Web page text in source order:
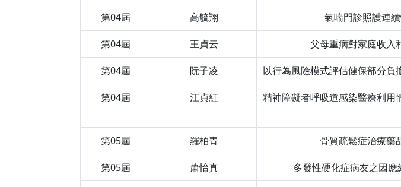
第04屆 高毓翔 氣喘門診照護連
第04屆 王貞云 父母重病對家庭收入
第04屆 阮子凌 以行為風險模式評估健保部分
第04屆 江貞紅
精神障礙者呼吸道感染醫療利用
第05屆 羅柏青 骨質疏鬆症治療藥
第05屆 蕭怡真 多發性硬化症病友之因